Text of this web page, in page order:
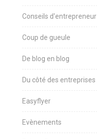
Conseils d'entrepreneur
Coup de gueule
De blog en blog
Du côté des entreprises
Easyflyer
Evènements